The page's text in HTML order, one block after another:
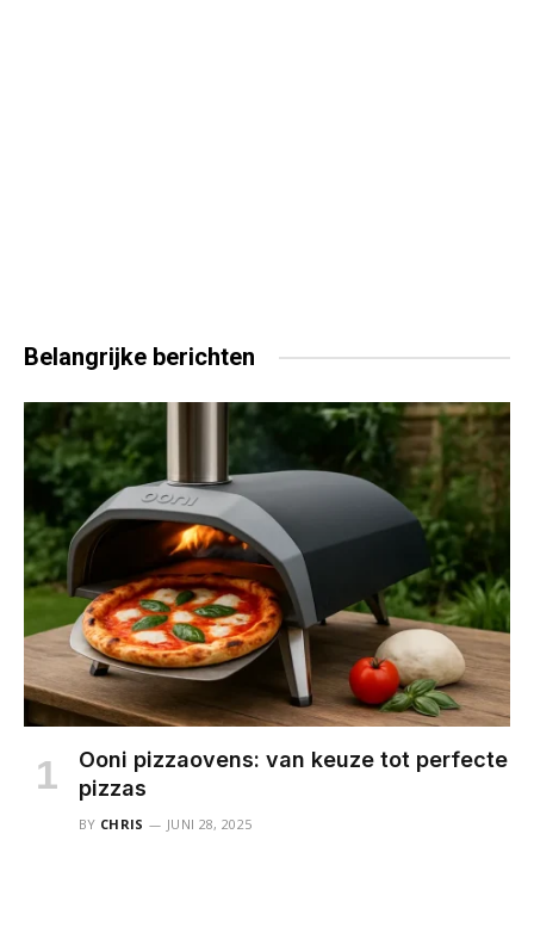
Belangrijke berichten
Ooni pizzaovens: van keuze tot perfecte
pizzas
BY CHRIS JUNI 28, 2025